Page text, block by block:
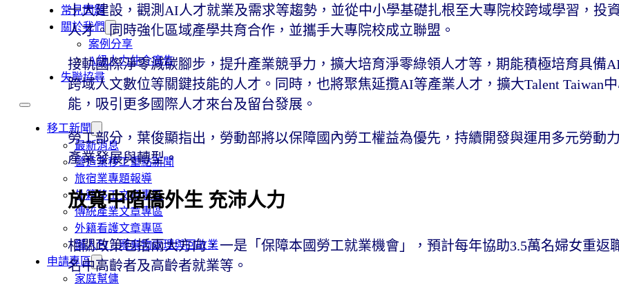
常見問題
關於我們
案例分享
A級人力仲介廣告
失聯協尋
移工新聞
最新消息
營造業移工重點新聞
旅宿業專題報導
外籍移工文章專區
傳統產業文章專區
外籍看護文章專區
懶人包｜廢棄物處理與回收業
申請專區
家庭幫傭
十大建設，觀測AI人才就業及需求等趨勢，並從中小學基礎扎根至大專院校跨域學習，投
人才。同時強化區域產學共育合作，並攜手大專院校成立聯盟。
接軌國際淨零減碳腳步，提升產業競爭力，擴大培育淨零綠領人才等，期能積極培育具備
跨域人文數位等關鍵技能的人才。同時，也將聚焦延攬AI等產業人才，擴大Talent Taiwan
能，吸引更多國際人才來台及留台發展。
勞工部分，葉俊顯指出，勞動部將以保障國內勞工權益為優先，持續開發與運用多元勞動
產業發展與轉型。
放寬中階僑外生 充沛人力
相關政策包括兩大方向，一是「保障本國勞工就業機會」，預計每年協助3.5萬名婦女重返
名中高齡者及高齡者就業等。